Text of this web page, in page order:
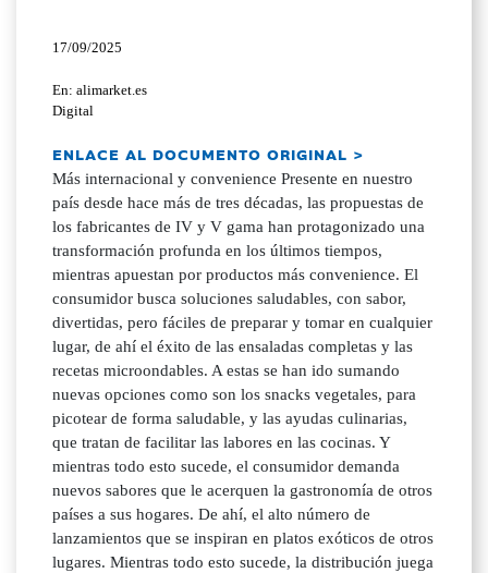
17/09/2025
En: alimarket.es
Digital
ENLACE AL DOCUMENTO ORIGINAL >
Más internacional y convenience Presente en nuestro
país desde hace más de tres décadas, las propuestas de
los fabricantes de IV y V gama han protagonizado una
transformación profunda en los últimos tiempos,
mientras apuestan por productos más convenience. El
consumidor busca soluciones saludables, con sabor,
divertidas, pero fáciles de preparar y tomar en cualquier
lugar, de ahí el éxito de las ensaladas completas y las
recetas microondables. A estas se han ido sumando
nuevas opciones como son los snacks vegetales, para
picotear de forma saludable, y las ayudas culinarias,
que tratan de facilitar las labores en las cocinas. Y
mientras todo esto sucede, el consumidor demanda
nuevos sabores que le acerquen la gastronomía de otros
países a sus hogares. De ahí, el alto número de
lanzamientos que se inspiran en platos exóticos de otros
lugares. Mientras todo esto sucede, la distribución juega